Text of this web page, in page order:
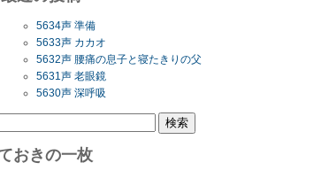
5634声 準備
5633声 カカオ
5632声 腰痛の息子と寝たきりの父
5631声 老眼鏡
5630声 深呼吸
おきの一枚